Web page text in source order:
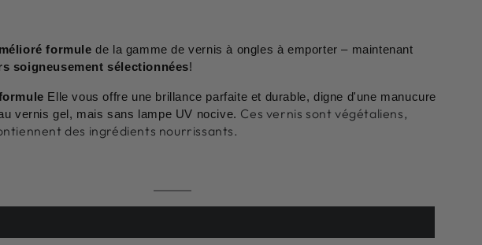
formule de la gamme de vernis à ongles à emporter – maintenant
soigneusement sélectionnées!
Elle vous offre une brillance parfaite et durable, digne d'une manucure
vernis gel, mais sans lampe UV nocive. Ces vernis sont végétaliens,
des ingrédients nourrissants.
Couleur
23
Variante
épuisée